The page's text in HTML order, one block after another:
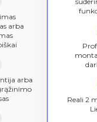
arba
arba
Reali 2